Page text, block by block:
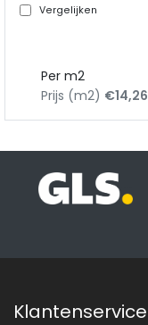
Vergelijken
Per m2
Prijs (m2) €14,26
Klantenservice